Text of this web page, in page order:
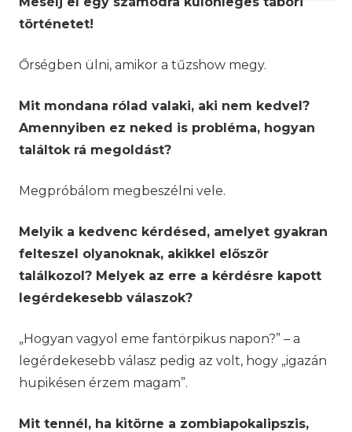
történetet!
Őrségben ülni, amikor a tűzshow megy.
Mit mondana rólad valaki, aki nem kedvel?
Amennyiben ez neked is probléma, hogyan
találtok rá megoldást?
Megpróbálom megbeszélni vele.
Melyik a kedvenc kérdésed, amelyet gyakran
felteszel olyanoknak, akikkel először
találkozol? Melyek az erre a kérdésre kapott
legérdekesebb válaszok?
„Hogyan vagyol eme fantörpikus napon?” – a
legérdekesebb válasz pedig az volt, hogy „igazán
hupikésen érzem magam”.
Mit tennél, ha kitörne a zombiapokalipszis,